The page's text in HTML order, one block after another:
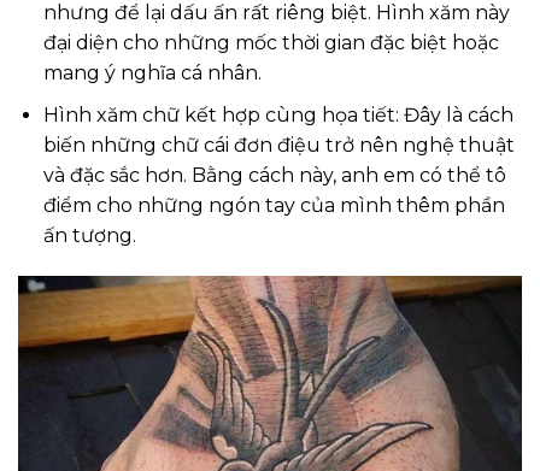
nhưng để lại dấu ấn rất riêng biệt. Hình xăm này
đại diện cho những mốc thời gian đặc biệt hoặc
mang ý nghĩa cá nhân.
Hình xăm chữ kết hợp cùng họa tiết: Đây là cách
biến những chữ cái đơn điệu trở nên nghệ thuật
và đặc sắc hơn. Bằng cách này, anh em có thể tô
điểm cho những ngón tay của mình thêm phần
ấn tượng.